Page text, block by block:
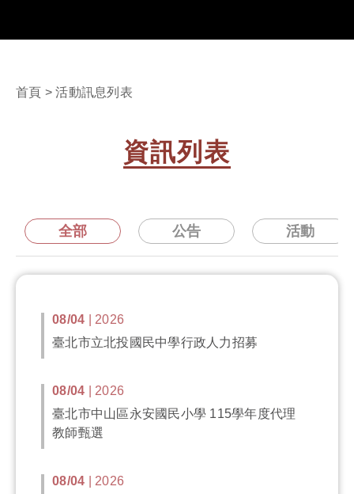
首頁 > 活動訊息列表
資訊列表
全部 公告 活動
08/04 | 2026
臺北市立北投國民中學行政人力招募
08/04 | 2026
臺北市中山區永安國民小學 115學年度代理
教師甄選
08/04 | 2026